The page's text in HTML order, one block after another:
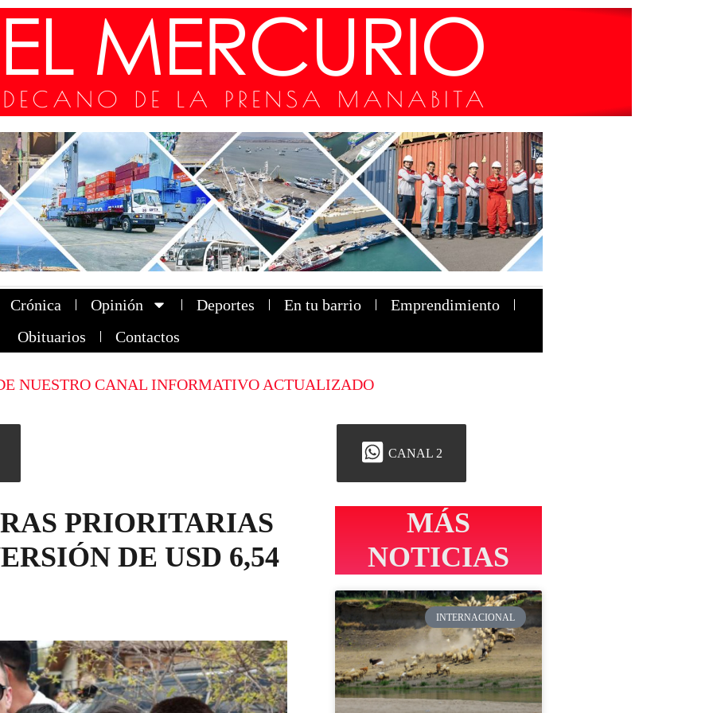
Crónica Opinión Deportes En tu barrio
Emprendimiento
Obituarios
Contactos
NUESTRO CANAL INFORMATIVO ACTUALIZADO
CANAL 2
PRIORITARIAS
DE USD 6,54
MÁS
NOTICIAS
INTERNACIONAL